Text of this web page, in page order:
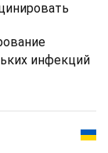
инфекций